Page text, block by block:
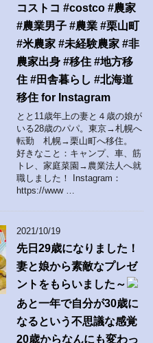
コストコ #costco #農家
#農業男子 #農業 #栗山町
#米農家 #未経験農家 #非
農家出身 #移住 #地方移
住 #田舎暮らし #北海道
移住 for Instagram
とと11歳年上の妻と４歳の娘が
いる28歳のパパ。東京→札幌へ
転勤 札幌→栗山町へ移住。
好きなこと：キャンプ、車、筋
トレ、家庭菜園→農業法人へ就
職しました！ Instagram：
https://www …
2021/10/19
先日29歳になりました！
妻と娘から素敵なプレゼ
ントをもらいました～
あと一年で自分が30歳に
なるという不思議な感覚
20歳からなんにも変わっ